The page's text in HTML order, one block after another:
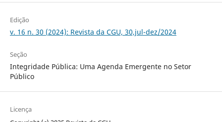
Edição
v. 16 n. 30 (2024): Revista da CGU, 30,jul-dez/2024
Seção
Integridade Pública: Uma Agenda Emergente no Setor
Público
Licença